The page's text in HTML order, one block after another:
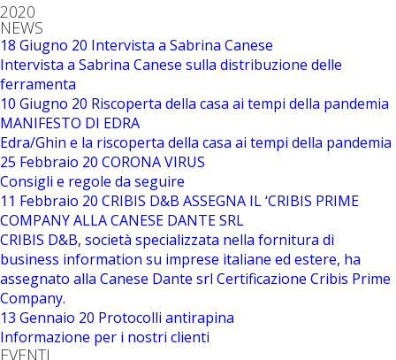
2020
NEWS
18 Giugno 20 Intervista a Sabrina Canese
Intervista a Sabrina Canese sulla distribuzione delle
ferramenta
10 Giugno 20 Riscoperta della casa ai tempi della pandemia
MANIFESTO DI EDRA
Edra/Ghin e la riscoperta della casa ai tempi della pandemia
25 Febbraio 20 CORONA VIRUS
Consigli e regole da seguire
11 Febbraio 20 CRIBIS D&B ASSEGNA IL ‘CRIBIS PRIME
COMPANY ALLA CANESE DANTE SRL
CRIBIS D&B, società specializzata nella fornitura di
business information su imprese italiane ed estere, ha
assegnato alla Canese Dante srl Certificazione Cribis Prime
Company.
13 Gennaio 20 Protocolli antirapina
Informazione per i nostri clienti
EVENTI